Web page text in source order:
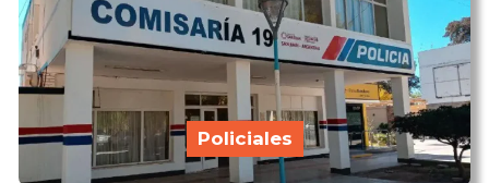
Policiales